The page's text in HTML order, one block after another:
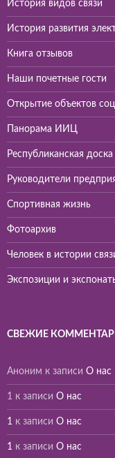
История видов связи
История развития
Книга отзывов
Наши почетные гости
Открытие объектов
Панорама ИИЦ
Республиканская доска
Руководители
Спортивная жизнь
Фотоархив
Человек в истории
Экспозиции и
СВЕЖИЕ
Аноним к записи О нас
1 к записи О нас
1 к записи О нас
1 к записи О нас